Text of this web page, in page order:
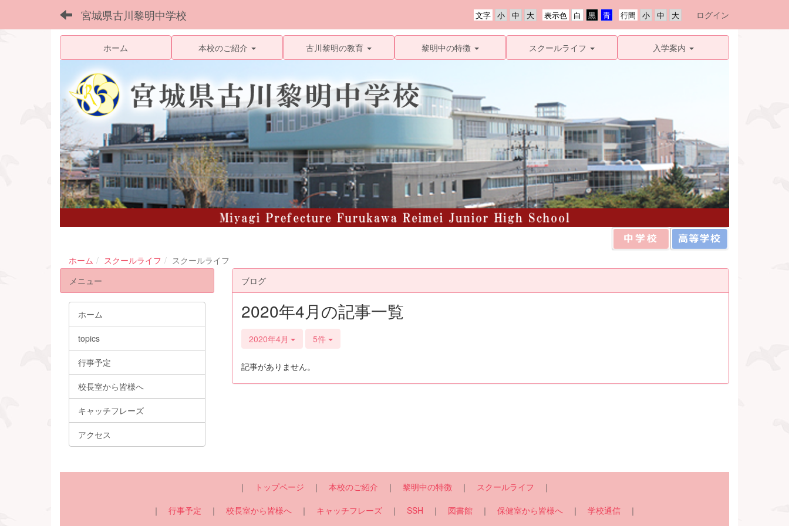
宮城県古川黎明中学校 行間
表示色
文字 ログイン
ホーム 本校のご紹介 古川黎明の教育 黎明中の特徴 スクールライフ 入学案内
ホーム スクールライフ
スクールライフ
ブログ
2020年4月の記事一覧
2020年4月 5件
記事がありません。
メニュー
ホーム
topics
行事予定
校長室から皆様へ
キャッチフレーズ
アクセス
｜ トップページ ｜ 本校のご紹介 ｜ 黎明中の特徴 ｜ スクールライフ ｜
｜ 行事予定 ｜ 校長室から皆様へ ｜ キャッチフレーズ ｜ SSH ｜ 図書館 ｜ 保健室から皆様へ ｜ 学校通信 ｜